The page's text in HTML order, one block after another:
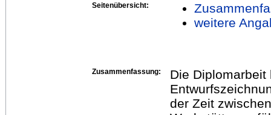
Seitenübersicht:
weitere
Zusammenfassung:
Die
der Zeit